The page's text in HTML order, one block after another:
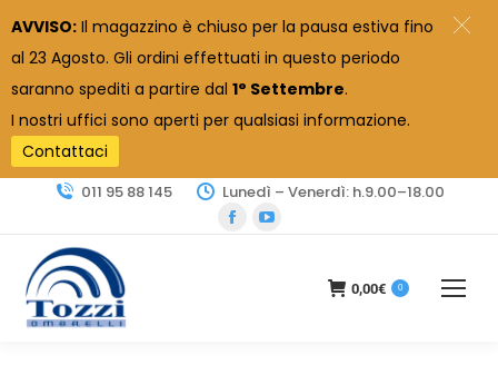
AVVISO: Il magazzino è chiuso per la pausa estiva fino
al 23 Agosto. Gli ordini effettuati in questo periodo
saranno spediti a partire dal 1° Settembre.
I nostri uffici sono aperti per qualsiasi informazione.
Contattaci
011 95 88 145 Lunedì – Venerdì: h.9.00–18.00
Facebook
YouTube
opens
0,00€ 0